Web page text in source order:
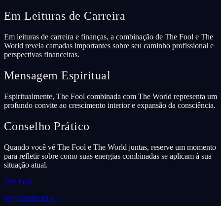
Em Leituras de Carreira
Em leituras de carreira e finanças, a combinação de The Fool e The
World revela camadas importantes sobre seu caminho profissional e
perspectivas financeiras.
Mensagem Espiritual
Espiritualmente, The Fool combinada com The World representa um
profundo convite ao crescimento interior e expansão da consciência.
Conselho Prático
Quando você vê The Fool e The World juntas, reserve um momento
para refletir sobre como suas energias combinadas se aplicam à sua
situação atual.
The Fool
Ver Significado →